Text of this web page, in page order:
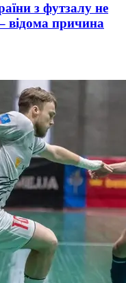
з футзалу не
відома причина